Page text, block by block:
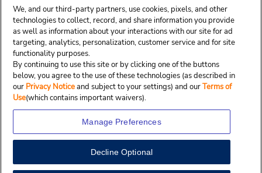
Partenaires de Budget
© Droit d’auteur, Budgetcar, Inc., 2025.
We, and our third-party partners, use cookies, pixels, and other
technologies to collect, record, and share information you provide
as well as information about your interactions with our site for ad
targeting, analytics, personalization, customer service and for site
functionality purposes.
By continuing to use this site or by clicking one of the buttons
below, you agree to the use of these technologies (as described in
our Privacy Noticeand subject to your settings) and ourTerms of
Use(which contains important waivers).
Manage Preferences
Decline Optional